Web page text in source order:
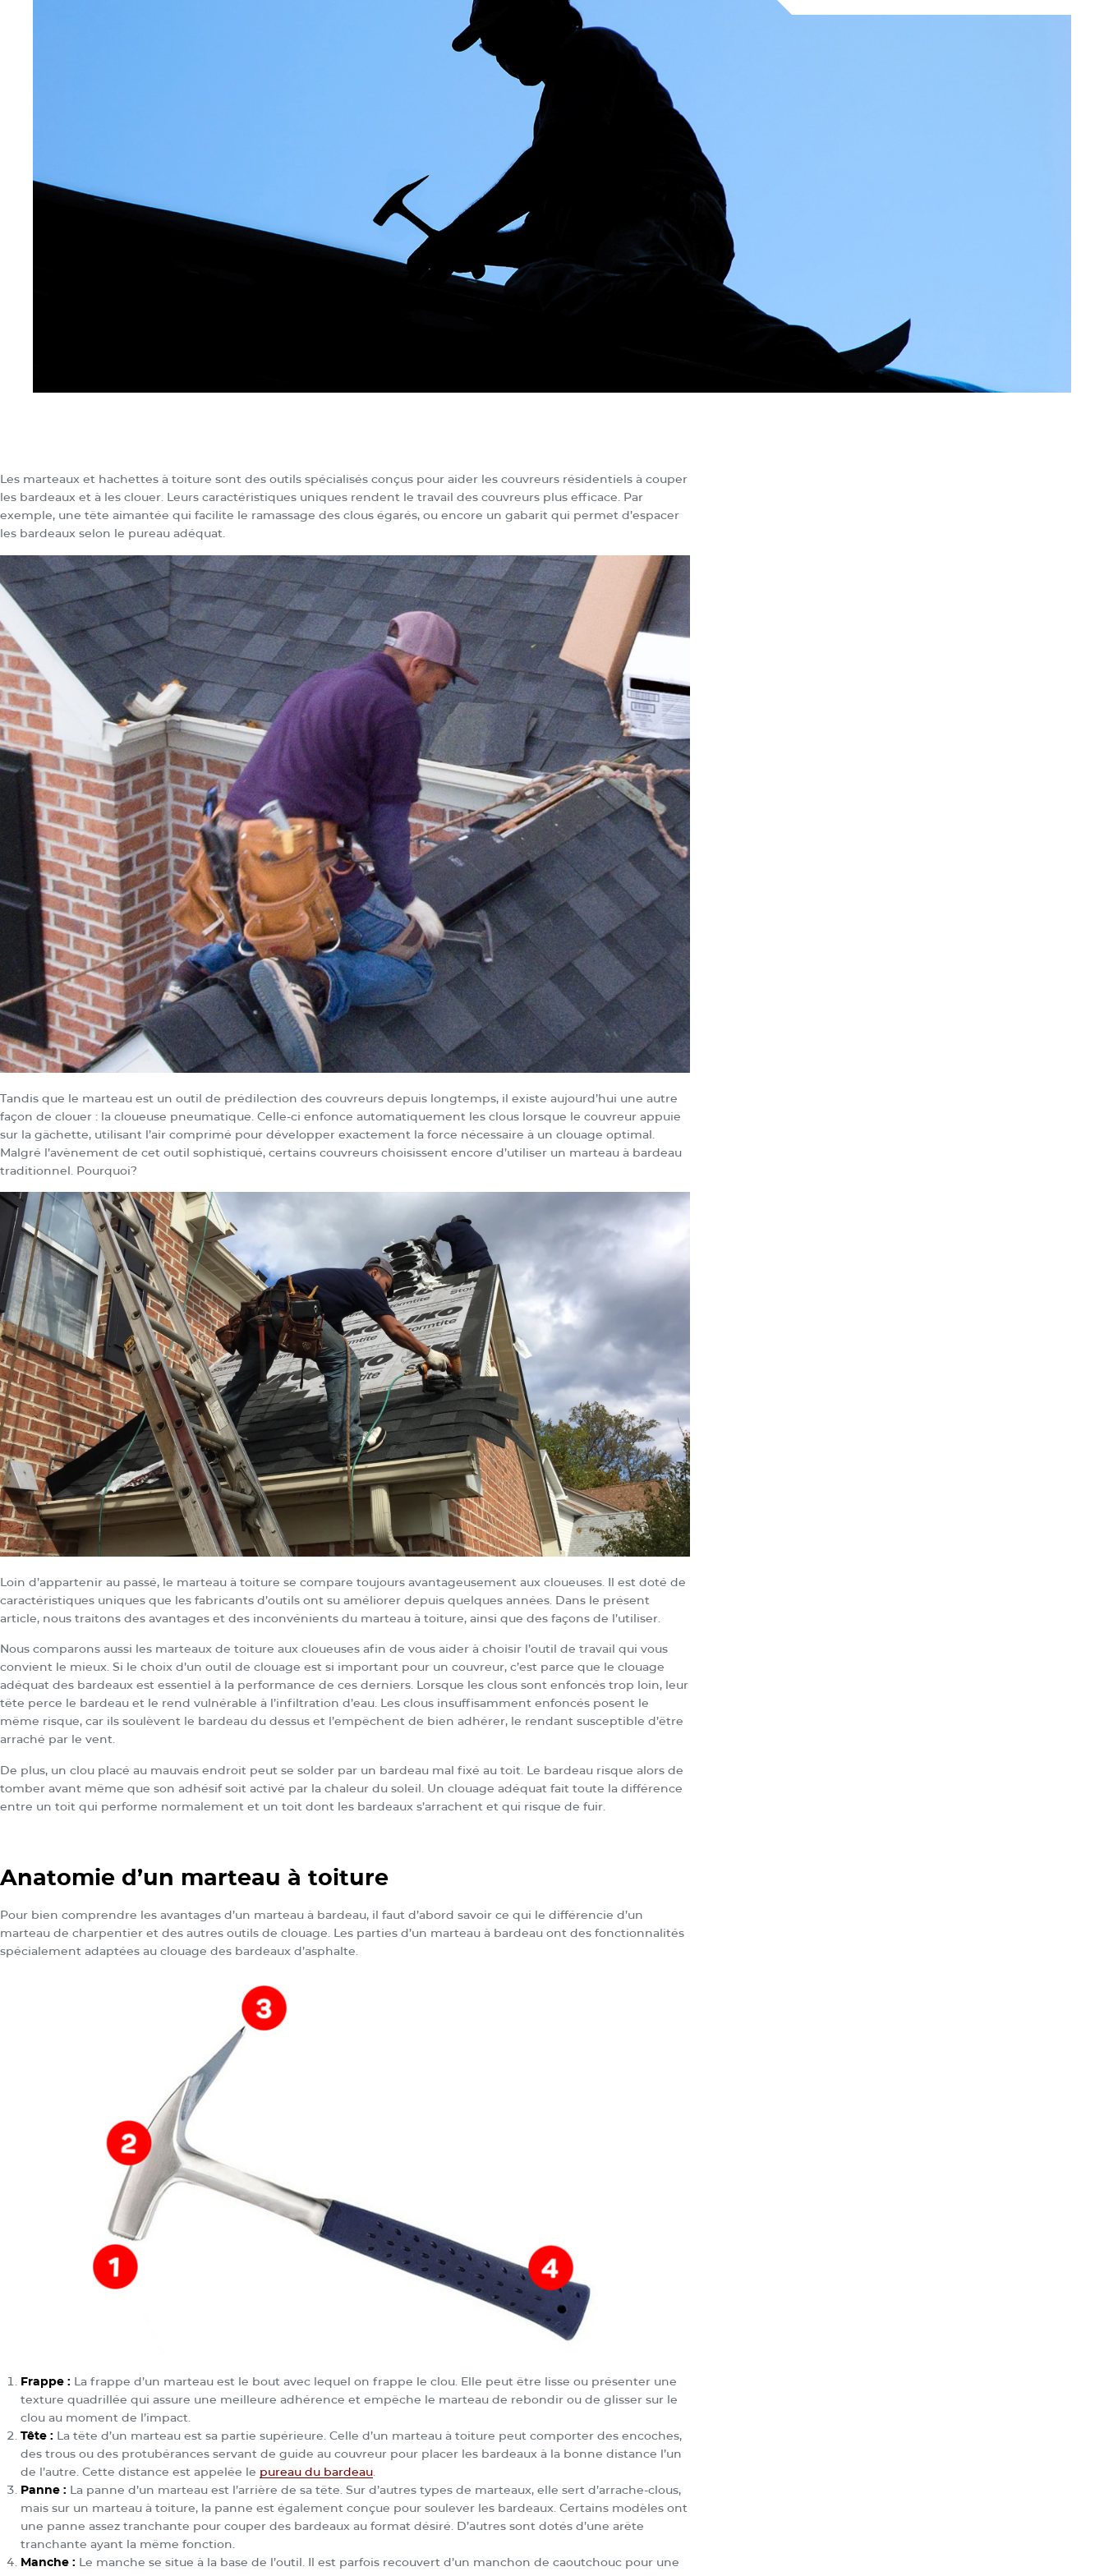
Les marteaux et hachettes à toiture sont des outils spécialisés conçus pour aider les couvreurs résidentiels à couper
les bardeaux et à les clouer. Leurs caractéristiques uniques rendent le travail des couvreurs plus efficace. Par
exemple, une tête aimantée qui facilite le ramassage des clous égarés, ou encore un gabarit qui permet d’espacer
les bardeaux selon le pureau adéquat.
Tandis que le marteau est un outil de prédilection des couvreurs depuis longtemps, il existe aujourd’hui une autre
façon de clouer : la cloueuse pneumatique. Celle-ci enfonce automatiquement les clous lorsque le couvreur appuie
sur la gâchette, utilisant l’air comprimé pour développer exactement la force nécessaire à un clouage optimal.
Malgré l’avènement de cet outil sophistiqué, certains couvreurs choisissent encore d’utiliser un marteau à bardeau
traditionnel. Pourquoi?
Loin d’appartenir au passé, le marteau à toiture se compare toujours avantageusement aux cloueuses. Il est doté de
caractéristiques uniques que les fabricants d’outils ont su améliorer depuis quelques années. Dans le présent
article, nous traitons des avantages et des inconvénients du marteau à toiture, ainsi que des façons de l’utiliser.
Nous comparons aussi les marteaux de toiture aux cloueuses afin de vous aider à choisir l’outil de travail qui vous
convient le mieux. Si le choix d’un outil de clouage est si important pour un couvreur, c’est parce que le clouage
adéquat des bardeaux est essentiel à la performance de ces derniers. Lorsque les clous sont enfoncés trop loin, leur
tête perce le bardeau et le rend vulnérable à l’infiltration d’eau. Les clous insuffisamment enfoncés posent le
même risque, car ils soulèvent le bardeau du dessus et l’empêchent de bien adhérer, le rendant susceptible d’être
arraché par le vent.
De plus, un clou placé au mauvais endroit peut se solder par un bardeau mal fixé au toit. Le bardeau risque alors de
tomber avant même que son adhésif soit activé par la chaleur du soleil. Un clouage adéquat fait toute la différence
entre un toit qui performe normalement et un toit dont les bardeaux s’arrachent et qui risque de fuir.
Anatomie d’un marteau à toiture
Pour bien comprendre les avantages d’un marteau à bardeau, il faut d’abord savoir ce qui le différencie d’un
marteau de charpentier et des autres outils de clouage. Les parties d’un marteau à bardeau ont des fonctionnalités
spécialement adaptées au clouage des bardeaux d’asphalte.
Frappe : La frappe d’un marteau est le bout avec lequel on frappe le clou. Elle peut être lisse ou présenter une
texture quadrillée qui assure une meilleure adhérence et empêche le marteau de rebondir ou de glisser sur le
clou au moment de l’impact.
Tête : La tête d’un marteau est sa partie supérieure. Celle d’un marteau à toiture peut comporter des encoches,
des trous ou des protubérances servant de guide au couvreur pour placer les bardeaux à la bonne distance l’un
de l’autre. Cette distance est appelée le pureau du bardeau.
Panne : La panne d’un marteau est l’arrière de sa tête. Sur d’autres types de marteaux, elle sert d’arrache-clous,
mais sur un marteau à toiture, la panne est également conçue pour soulever les bardeaux. Certains modèles ont
une panne assez tranchante pour couper des bardeaux au format désiré. D’autres sont dotés d’une arête
tranchante ayant la même fonction.
Manche : Le manche se situe à la base de l’outil. Il est parfois recouvert d’un manchon de caoutchouc pour une